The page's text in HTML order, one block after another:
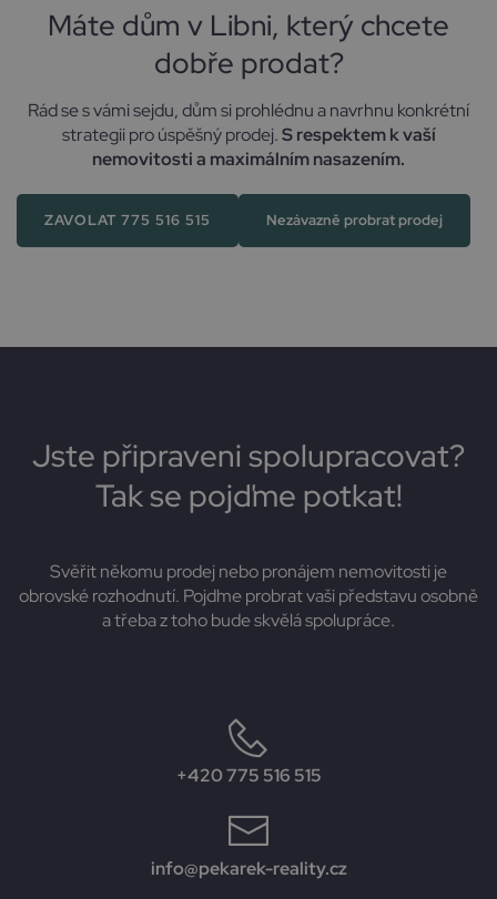
Máte dům v Libni, který chcete
dobře prodat?
Rád se s vámi sejdu, dům si prohlédnu a navrhnu konkrétní
strategii pro úspěšný prodej.S respektem k vaší
nemovitosti a maximálním nasazením.
ZAVOLAT 775 516 515 Nezávazně probrat prodej
Jste připraveni spolupracovat?
Tak se pojďme potkat!
Svěřit někomu prodej nebo pronájem nemovitosti je
obrovské rozhodnutí. Pojďme probrat vaši představu osobně
a třeba z toho bude skvělá spolupráce.
+420 775 516 515
info@pekarek-reality.cz